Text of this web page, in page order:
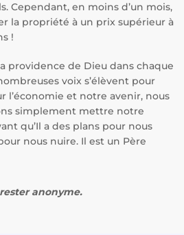
Cependant, en moins d’un mois,
la propriété à un prix supérieur à
!
providence de Dieu dans chaque
voix s’élèvent pour
l’économie et notre avenir, nous
simplement mettre notre
qu’Il a des plans pour nous
nous nuire. Il est un Père
anonyme.